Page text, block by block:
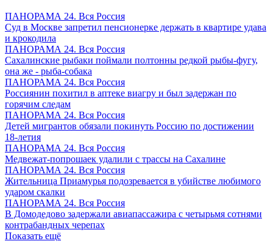
ПАНОРАМА 24. Вся Россия
Суд в Москве запретил пенсионерке держать в квартире удава
и крокодила
ПАНОРАМА 24. Вся Россия
Сахалинские рыбаки поймали полтонны редкой рыбы-фугу,
она же - рыба-собака
ПАНОРАМА 24. Вся Россия
Россиянин похитил в аптеке виагру и был задержан по
горячим следам
ПАНОРАМА 24. Вся Россия
Детей мигрантов обязали покинуть Россию по достижении
18-летия
ПАНОРАМА 24. Вся Россия
Медвежат-попрошаек удалили с трассы на Сахалине
ПАНОРАМА 24. Вся Россия
Жительница Приамурья подозревается в убийстве любимого
ударом скалки
ПАНОРАМА 24. Вся Россия
В Домодедово задержали авиапассажира с четырьмя сотнями
контрабандных черепах
Показать ещё